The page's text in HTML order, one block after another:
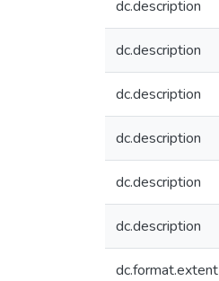
dc.description
dc.description
dc.description
dc.description
dc.description
dc.description
dc.format.extent